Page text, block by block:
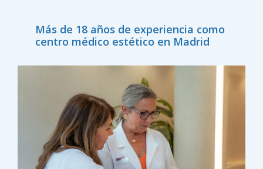
Más de 18 años de experiencia como
centro médico estético en Madrid